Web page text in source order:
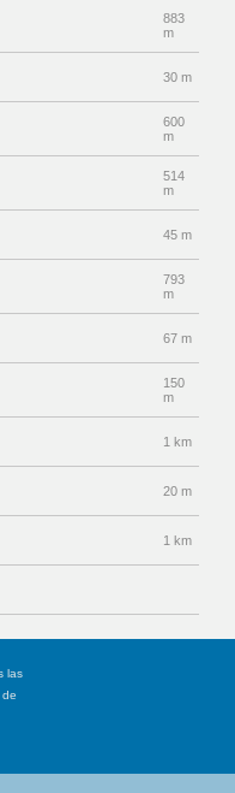
883
m
30 m
600
m
514
m
45 m
793
m
67 m
150
m
1 km
20 m
1 km
las